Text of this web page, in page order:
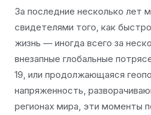
За последние несколько лет
свидетелями того, как
жизнь — иногда всего за
внезапные глобальные
19, или продолжающаяся
напряженность,
регионах мира, эти моменты